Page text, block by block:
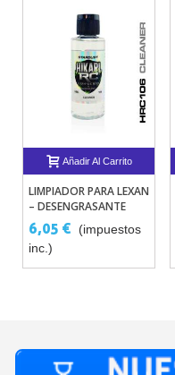
Añadir Al Carrito
LIMPIADOR PARA LEXAN
– DESENGRASANTE
ELECTROSTÁTICO -
HIKARI RC
6,05 €
(impuestos
inc.)